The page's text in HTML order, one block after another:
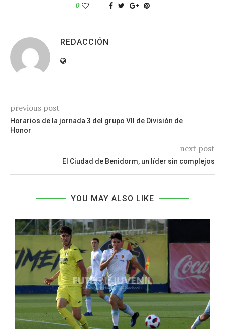
0
REDACCIÓN
previous post
Horarios de la jornada 3 del grupo VII de División de
Honor
next post
El Ciudad de Benidorm, un líder sin complejos
YOU MAY ALSO LIKE